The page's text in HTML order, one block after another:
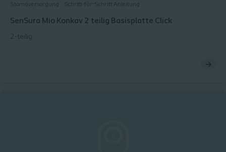
Stomaversorgung Schritt-für-Schritt Anleitung
SenSura Mio Konkav 2 teilig Basisplatte Click
2-teilig